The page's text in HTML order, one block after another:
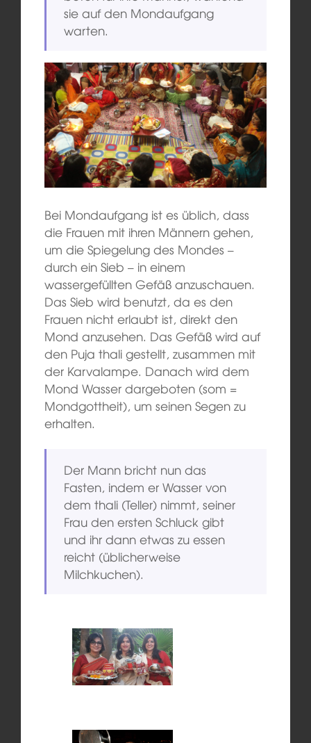
sie auf den Mondaufgang
warten.
Bei Mondaufgang ist es üblich, dass
die Frauen mit ihren Männern gehen,
um die Spiegelung des Mondes –
durch ein Sieb – in einem
wassergefüllten Gefäß anzuschauen.
Das Sieb wird benutzt, da es den
Frauen nicht erlaubt ist, direkt den
Mond anzusehen. Das Gefäß wird auf
den Puja thali gestellt, zusammen mit
der Karvalampe. Danach wird dem
Mond Wasser dargeboten (som =
Mondgottheit), um seinen Segen zu
erhalten.
Der Mann bricht nun das
Fasten, indem er Wasser von
dem thali (Teller) nimmt, seiner
Frau den ersten Schluck gibt
und ihr dann etwas zu essen
reicht (üblicherweise
Milchkuchen).